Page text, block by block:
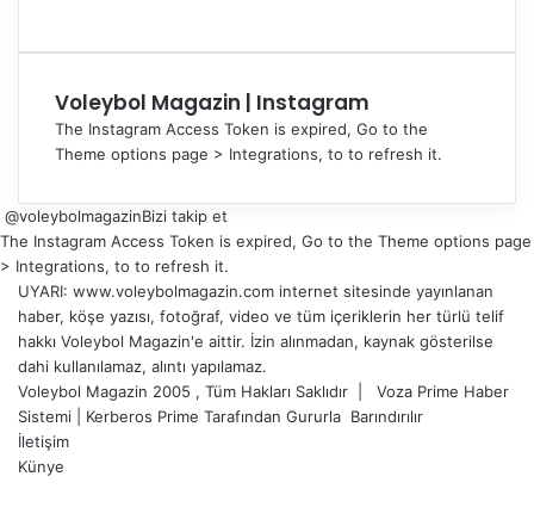
Voleybol Magazin | Instagram
The Instagram Access Token is expired, Go to the
Theme options page > Integrations, to to refresh it.
@voleybolmagazinBizi takip et
The Instagram Access Token is expired, Go to the Theme options page
> Integrations, to to refresh it.
UYARI: www.voleybolmagazin.com internet sitesinde yayınlanan
haber, köşe yazısı, fotoğraf, video ve tüm içeriklerin her türlü telif
hakkı Voleybol Magazin'e aittir. İzin alınmadan, kaynak gösterilse
dahi kullanılamaz, alıntı yapılamaz.
Voleybol Magazin 2005 , Tüm Hakları Saklıdır | Voza Prime Haber
Sistemi
Kerberos Prime Tarafından Gururla Barındırılır
İletişim
Künye